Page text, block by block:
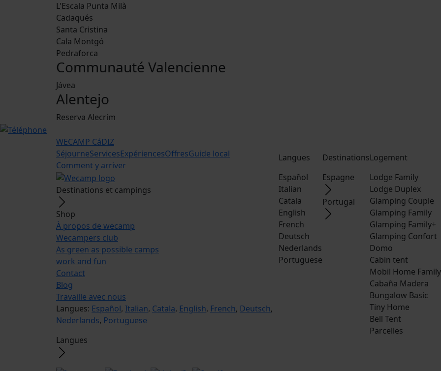
L'Escala Punta Milà
Cadaqués
Santa Cristina
Cala Montgó
Pedraforca
Communauté Valencienne
Jávea
Alentejo
Reserva Alecrim
WECAMP CáDIZ
SéjourneServicesExpériencesOffresGuide local
Comment y arriver
Destinations et campings
Shop
À propos de wecamp
Wecampers club
As green as possible camps
work and fun
Contact
Blog
Travaille avec nous
Langues: Español, Italian, Catala, English, French, Deutsch,
Nederlands, Portuguese
Langues
Langues
Español
Italian
Catala
English
French
Deutsch
Nederlands
Portuguese
Destinations
Espagne
Portugal
Logement
Lodge Family
Lodge Duplex
Glamping Couple
Glamping Family
Glamping Family+
Glamping Confort
Domo
Cabin tent
Mobil Home Family
Cabaña Madera
Bungalow Basic
Tiny Home
Bell Tent
Parcelles